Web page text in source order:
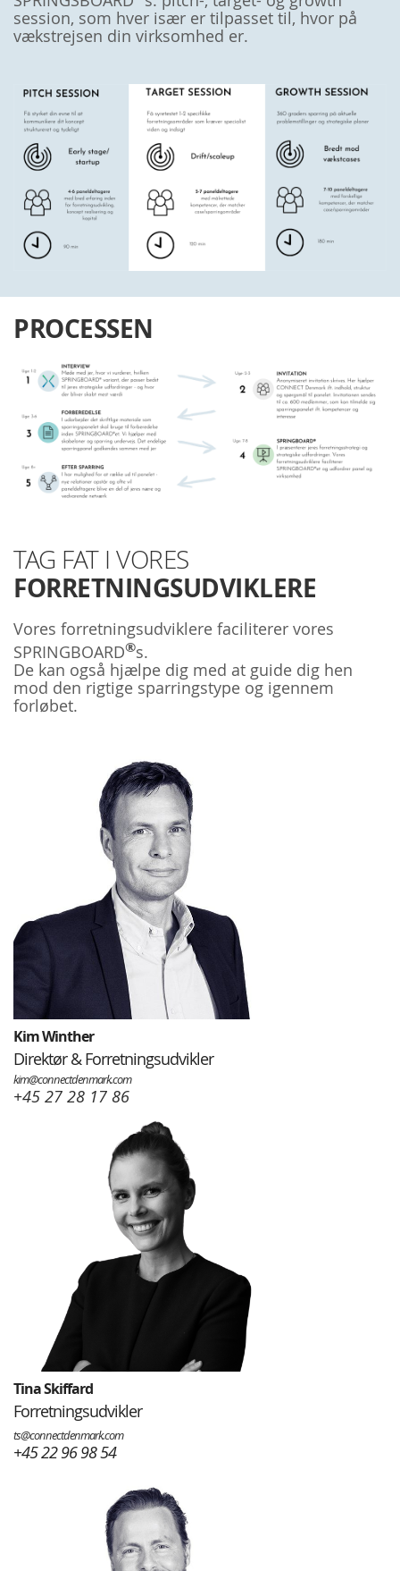
session, som hver især er tilpasset til, hvor på
vækstrejsen din virksomhed er.
PROCESSEN
TAG FAT I VORES
FORRETNINGSUDVIKLERE
Vores forretningsudviklere faciliterer vores
SPRINGBOARD®s.
De kan også hjælpe dig med at guide dig hen
mod den rigtige sparringstype og igennem
forløbet.
Kim Winther
Direktør & Forretningsudvikler
kim@connectdenmark.com
+45 27 28 17 86
Tina Skiffard
Forretningsudvikler
ts@connectdenmark.com
+45 22 96 98 54